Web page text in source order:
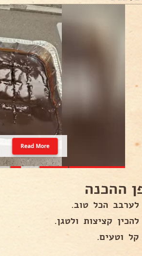
Read More
ההכנה
לערבב הכל טוב.
להכין קציצות ולטגן.
קל וטעים.